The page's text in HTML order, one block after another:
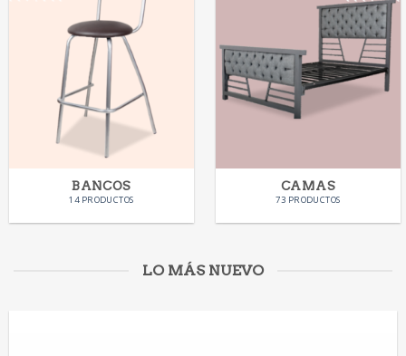
BANCOS
14 PRODUCTOS
CAMAS
73 PRODUCTOS
LO MÁS NUEVO